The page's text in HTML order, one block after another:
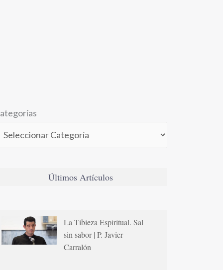
Últimos Artículos
La Tibieza Espiritual. Sal
sin sabor | P. Javier
Carralón